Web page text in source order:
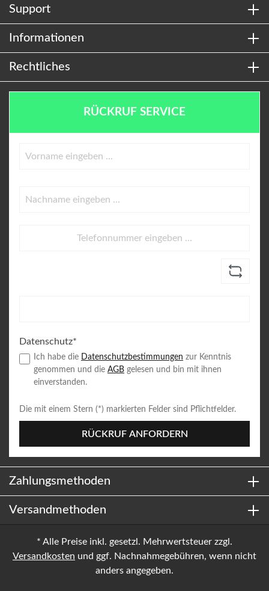
Support
Informationen
Rechtliches
RÜCKRUF SERVICE
Datenschutz*
Ich habe die Datenschutzbestimmungen zur Kenntnis
genommen und die AGB gelesen und bin mit ihnen
einverstanden.
Die mit einem Stern (*) markierten Felder sind Pflichtfelder.
RÜCKRUF ANFORDERN
Zahlungsmethoden
Versandmethoden
* Alle Preise inkl. gesetzl. Mehrwertsteuer zzgl.
Versandkosten und ggf. Nachnahmegebühren, wenn nicht
anders angegeben.